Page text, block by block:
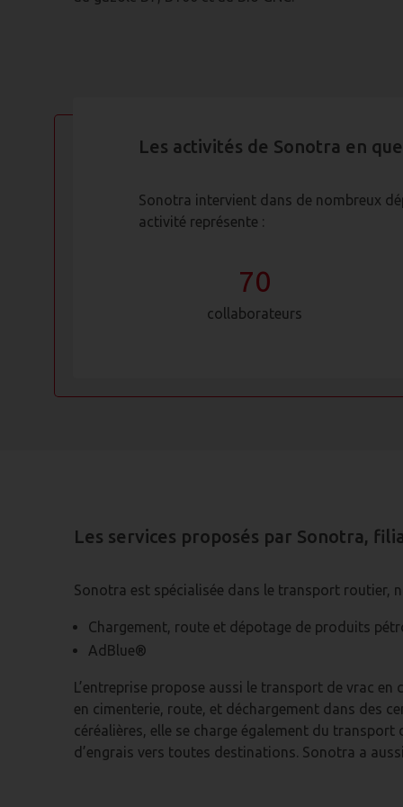
Les activités de Sonotra en
Sonotra intervient dans de nombreux
activité représente :
70
collaborateurs
Les services proposés par Sonotra,
Sonotra est spécialisée dans le transport routier,
Chargement, route et dépotage de produits
AdBlue®
L’entreprise propose aussi le transport de vrac
en cimenterie, route, et déchargement dans des
céréalières, elle se charge également du
d’engrais vers toutes destinations. Sonotra a